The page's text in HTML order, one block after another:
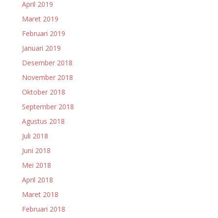
April 2019
Maret 2019
Februari 2019
Januari 2019
Desember 2018
November 2018
Oktober 2018
September 2018
Agustus 2018
Juli 2018
Juni 2018
Mei 2018
April 2018
Maret 2018
Februari 2018